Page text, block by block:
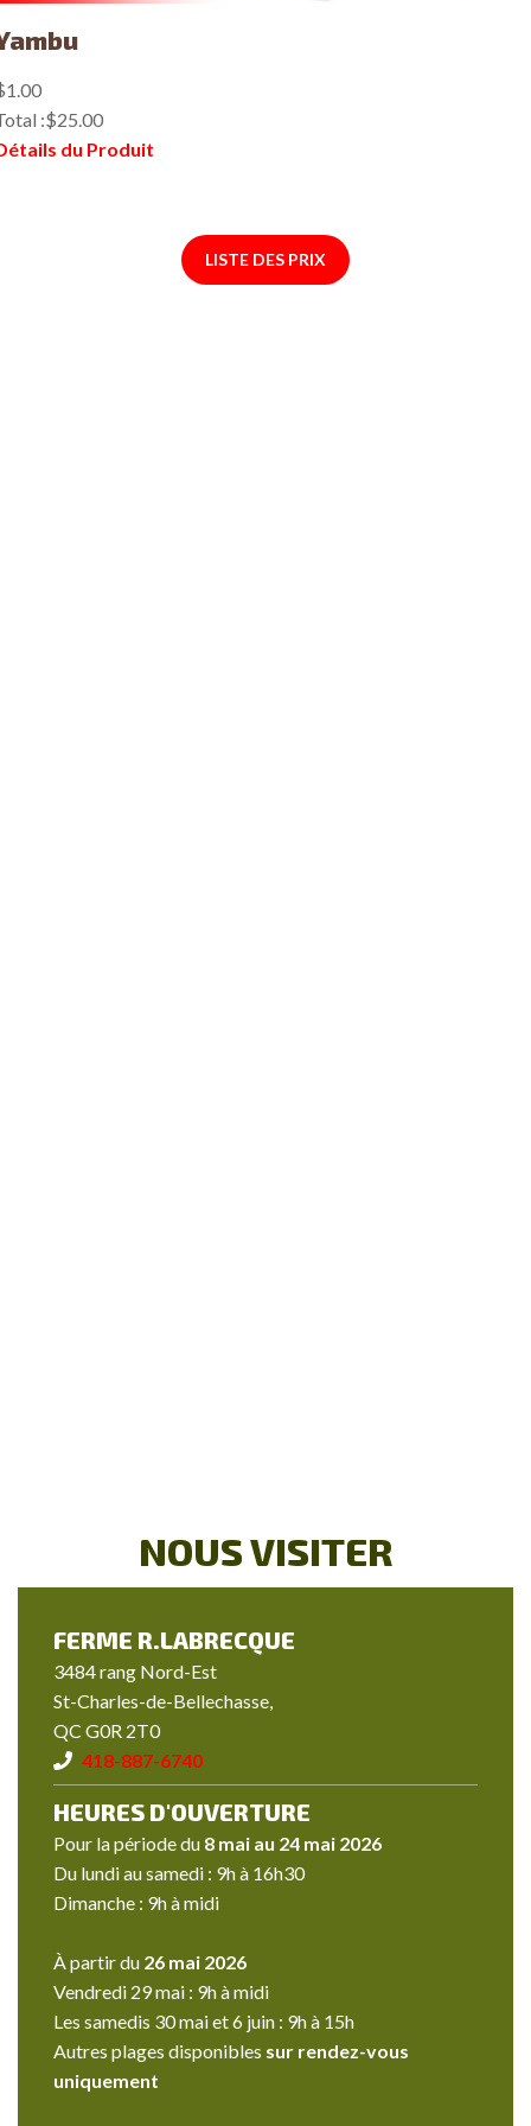
:$25.00
du Produit
LISTE DES PRIX
NOUS VISITER
FERME R.LABRECQUE
3484 rang Nord-Est
St-Charles-de-Bellechasse,
QC G0R 2T0
418-887-6740
HEURES D'OUVERTURE
Pour la période du 8 mai au 24 mai 2026
Du lundi au samedi : 9h à 16h30
Dimanche : 9h à midi
À partir du 26 mai 2026
Vendredi 29 mai : 9h à midi
Les samedis 30 mai et 6 juin : 9h à 15h
Autres plages disponibles sur rendez-vous
uniquement